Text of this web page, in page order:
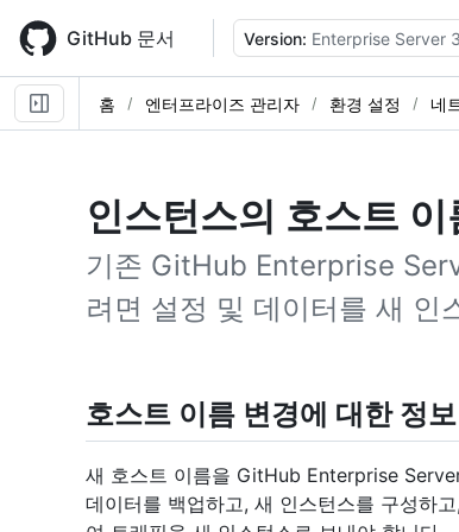
main
content
GitHub 문서 Version: Enterprise Server
홈 엔터프라이즈 관리자 환경 설정 네
인스턴스의 호스트 이
기존 GitHub Enterprise
려면 설정 및 데이터를 새 인
호스트 이름 변경에 대한 정
새 호스트 이름을 GitHub Enterprise
데이터를 백업하고, 새 인스턴스를 구성하